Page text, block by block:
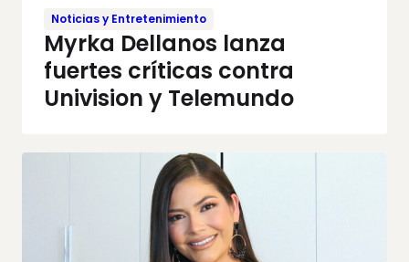
Noticias y Entretenimiento
Myrka Dellanos lanza
fuertes críticas contra
Univision y Telemundo